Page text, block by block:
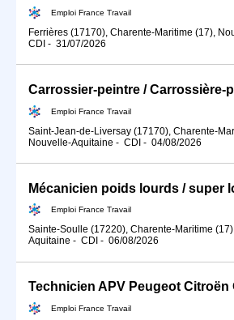
Emploi France Travail
Ferrières (17170), Charente-Maritime (17),
CDI - 31/07/2026
Carrossier-peintre / Carrossière-
Emploi France Travail
Saint-Jean-de-Liversay (17170), Charente-
Nouvelle-Aquitaine - CDI - 04/08/2026
Mécanicien poids lourds / super
Emploi France Travail
Sainte-Soulle (17220), Charente-Maritime
Aquitaine - CDI - 06/08/2026
Emploi France Travail